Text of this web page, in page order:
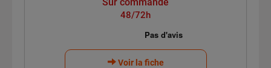
48/72h
Voir la fiche